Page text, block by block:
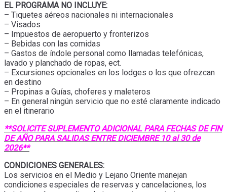
EL PROGRAMA NO INCLUYE:
– Tiquetes aéreos nacionales ni internacionales
– Visados
– Impuestos de aeropuerto y fronterizos
– Bebidas con las comidas
– Gastos de índole personal como llamadas telefónicas,
lavado y planchado de ropas, ect.
– Excursiones opcionales en los lodges o los que ofrezcan
en destino
– Propinas a Guías, choferes y maleteros
– En general ningún servicio que no esté claramente indicado
en el itinerario
**SOLICITE SUPLEMENTO ADICIONAL PARA FECHAS DE FIN
DE AÑO PARA SALIDAS ENTRE DICIEMBRE 10 al 30 de
2026**
CONDICIONES GENERALES:
Los servicios en el Medio y Lejano Oriente manejan
condiciones especiales de reservas y cancelaciones, los